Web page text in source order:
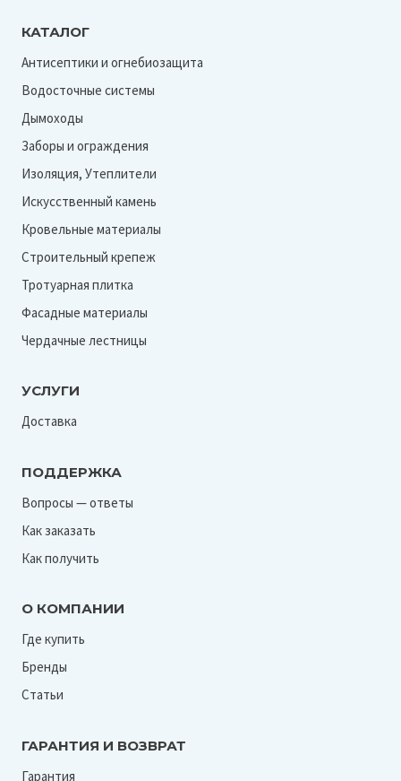
КАТАЛОГ
Антисептики и огнебиозащита
Водосточные системы
Дымоходы
Заборы и ограждения
Изоляция, Утеплители
Искусственный камень
Кровельные материалы
Строительный крепеж
Тротуарная плитка
Фасадные материалы
Чердачные лестницы
УСЛУГИ
Доставка
ПОДДЕРЖКА
Вопросы — ответы
Как заказать
Как получить
О КОМПАНИИ
Где купить
Бренды
Статьи
ГАРАНТИЯ И ВОЗВРАТ
Гарантия